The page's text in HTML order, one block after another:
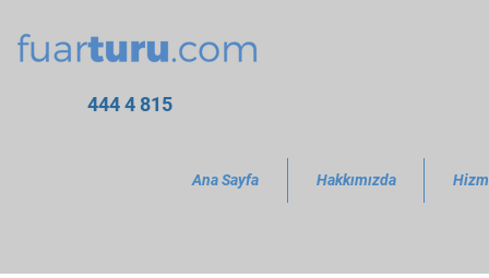
444 4 815
Ana Sayfa Hakkımızda